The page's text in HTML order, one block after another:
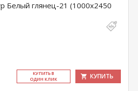
Белый глянец-21 (1000х2450
КУ­ПИТЬ В
ОДИН КЛИК
КУПИТЬ